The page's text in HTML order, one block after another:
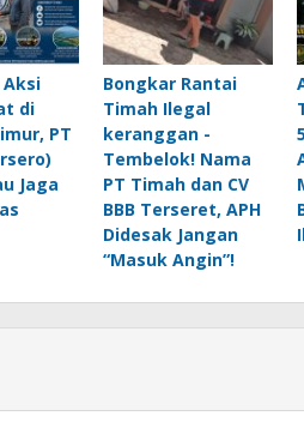
di
PT
Jaga
Bongkar Rantai
Timah Ilegal
keranggan -
Tembelok! Nama
PT Timah dan CV
BBB Terseret, APH
Didesak Jangan
“Masuk Angin”!